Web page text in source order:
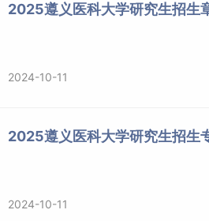
2025遵义医科大学研究生招生
2024-10-11
2025遵义医科大学研究生招生
2024-10-11